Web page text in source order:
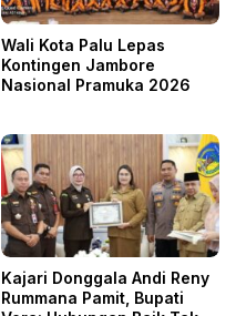
Wali Kota Palu Lepas
Kontingen Jambore
Nasional Pramuka 2026
Kajari Donggala Andi Reny
Rummana Pamit, Bupati